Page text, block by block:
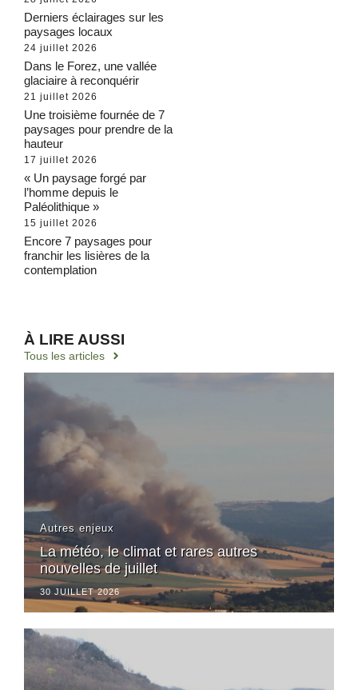
Derniers éclairages sur les
paysages locaux
24 juillet 2026
Dans le Forez, une vallée
glaciaire à reconquérir
21 juillet 2026
Une troisième fournée de 7
paysages pour prendre de la
hauteur
17 juillet 2026
« Un paysage forgé par
l’homme depuis le
Paléolithique »
15 juillet 2026
Encore 7 paysages pour
franchir les lisières de la
contemplation
À LIRE AUSSI
Tous les articles
Autres enjeux
La météo, le climat et rares autres
nouvelles de juillet
30 JUILLET 2026